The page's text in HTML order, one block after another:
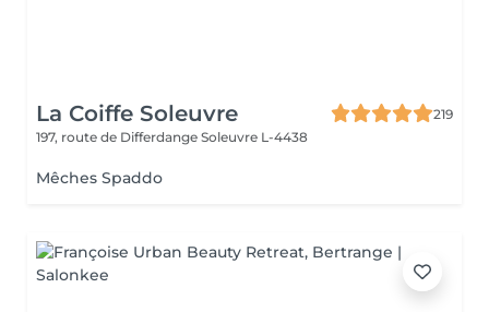
La Coiffe Soleuvre
219
197, route de Differdange Soleuvre L-4438
Mêches Spaddo